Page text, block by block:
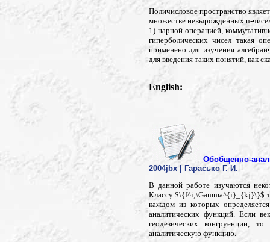
Поличисловое пространство
множестве невырожденных n-
1)-нарной операцией,
гиперболических чисел такая
применено для изучения
для введения таких понятий, как
English:
Обобщенно-
2004jbx | Гарасько Г. И.
В данной работе изучаются
Классу $\{f^i;\Gamma^{i}_{kj}\}$
каждом из которых
аналитических функций. Если
геодезических конгруенции,
аналитическую функцию.